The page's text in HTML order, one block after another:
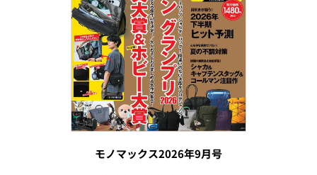
モノマックス2026年9月号